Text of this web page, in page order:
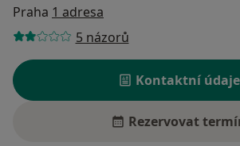
Praha 1 adresa
5 názorů
Kontaktní údaje
Rezervovat